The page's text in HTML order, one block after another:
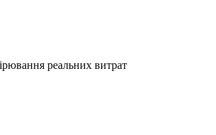
реальних витрат